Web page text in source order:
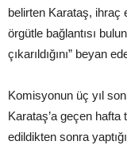
belirten Karataş, ihraç
örgütle bağlantısı
çıkarıldığını” beyan
Komisyonun üç yıl
Karataş’a geçen hafta
edildikten sonra